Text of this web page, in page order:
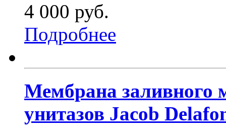
4 000 руб.
Подробнее
Мембрана заливного
унитазов Jacob